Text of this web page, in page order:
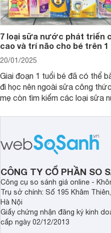
7 loại sữa nước phát triển
cao và trí não cho bé trên
20/01/2025
Giai đoạn 1 tuổi bé đã có thể
đi học nên ngoài sữa công
mẹ còn tìm kiếm các loại sữa
1 tuổi tốt mà mẹ bỉm nên lựa
CÔNG TY CỔ PHẦN SO
Công cụ so sánh giá online -
Trụ sở chính: Số 195 Khâm
Hà Nội
Giấy chứng nhận đăng ký kinh
cấp ngày 02/12/2013